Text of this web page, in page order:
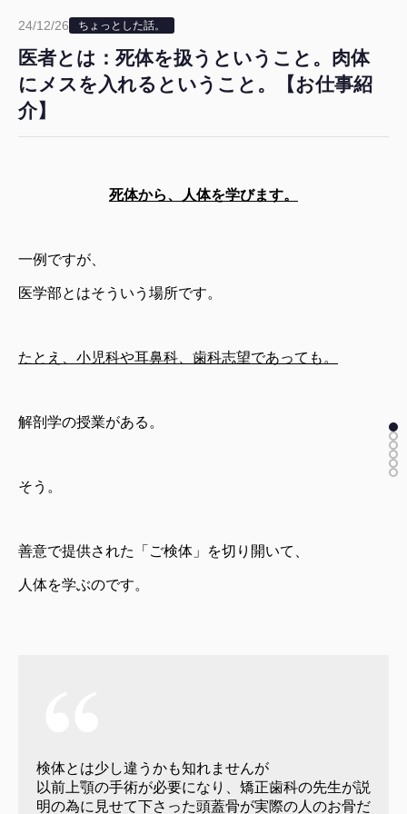
24/12/26 ちょっとした話。
医者とは：死体を扱うということ。肉体
にメスを入れるということ。【お仕事紹
介】
死体から、人体を学びます。
一例ですが、
医学部とはそういう場所です。
たとえ、小児科や耳鼻科、歯科志望であっても。
解剖学の授業がある。
そう。
善意で提供された「ご検体」を切り開いて、
人体を学ぶのです。
検体とは少し違うかも知れませんが
以前上顎の手術が必要になり、矯正歯科の先生が説
明の為に見せて下さった頭蓋骨が実際の人のお骨だ